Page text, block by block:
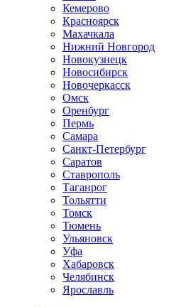
Кемерово
Красноярск
Махачкала
Нижний Новгород
Новокузнецк
Новосибирск
Новочеркаcск
Омск
Оренбург
Пермь
Самара
Санкт-Петербург
Саратов
Ставрополь
Таганрог
Тольятти
Томск
Тюмень
Ульяновск
Уфа
Хабаровск
Челябинск
Ярославль